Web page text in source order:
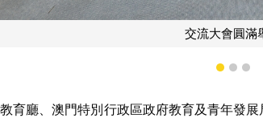
國家教育部基礎教育司朱
1 2 3
育廳、澳門特別行政區政府教育及青年發